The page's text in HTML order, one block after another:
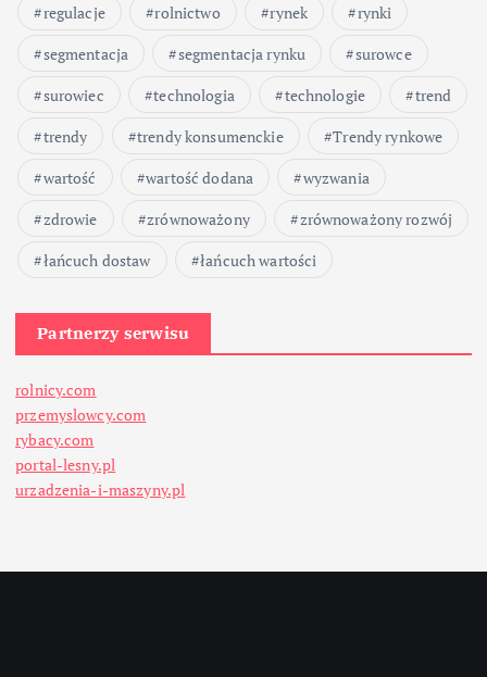
regulacje
rolnictwo rynek
rynki
segmentacja
segmentacja rynku
surowce
surowiec
technologia technologie
trend
trendy
trendy konsumenckie
Trendy rynkowe
wartość
wartość dodana
wyzwania
zdrowie
zrównoważony
zrównoważony rozwój
łańcuch dostaw
łańcuch wartości
Partnerzy serwisu
rolnicy.com
przemyslowcy.com
rybacy.com
portal-lesny.pl
urzadzenia-i-maszyny.pl